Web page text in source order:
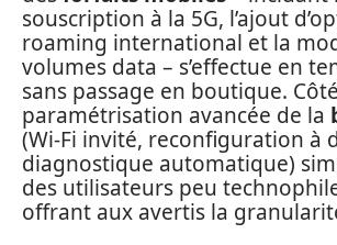
souscription à la 5G, l’ajout
roaming international et la
volumes data – s’effectue en
sans passage en boutique.
paramétrisation avancée de la
(Wi-Fi invité, reconfiguration à
diagnostique automatique)
des utilisateurs peu
offrant aux avertis la